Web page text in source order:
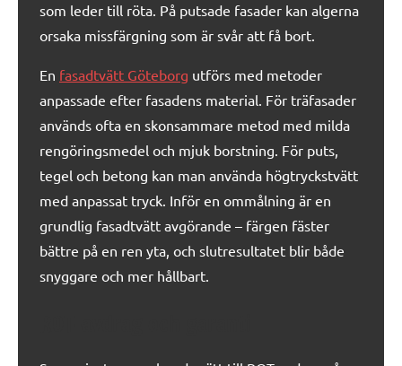
som leder till röta. På putsade fasader kan algerna
orsaka missfärgning som är svår att få bort.
En fasadtvätt Göteborg utförs med metoder
anpassade efter fasadens material. För träfasader
används ofta en skonsammare metod med milda
rengöringsmedel och mjuk borstning. För puts,
tegel och betong kan man använda högtryckstvätt
med anpassat tryck. Inför en ommålning är en
grundlig fasadtvätt avgörande – färgen fäster
bättre på en ren yta, och slutresultatet blir både
snyggare och mer hållbart.